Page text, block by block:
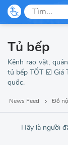
Tủ bếp
Kênh rao vặt,
tủ bếp TỐT ☑️ Giá
quốc.
News Feed Đồ
Hãy là người